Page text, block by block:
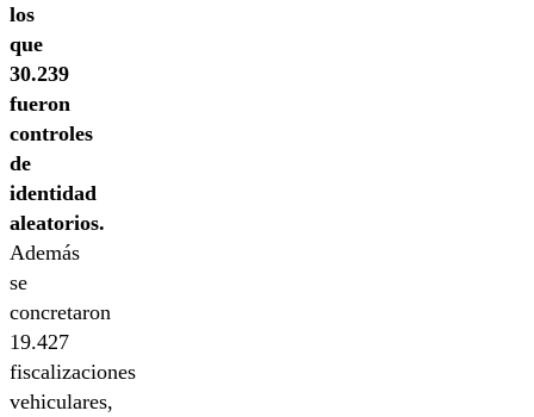
los
que
30.239
fueron
controles
de
identidad
aleatorios.
Además
se
concretaron
19.427
fiscalizaciones
vehiculares,